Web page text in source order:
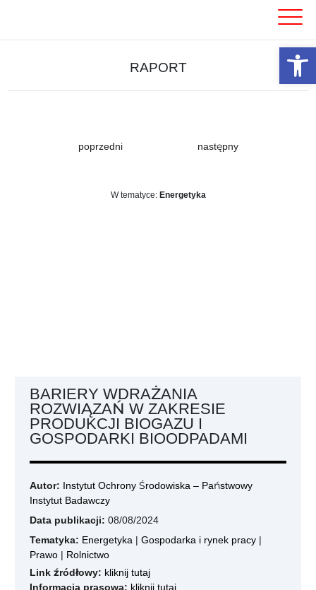
RAPORT
poprzedni następny
W tematyce: Energetyka
BARIERY WDRAŻANIA
ROZWIĄZAŃ W ZAKRESIE
PRODUKCJI BIOGAZU I
GOSPODARKI BIOODPADAMI
Autor: Instytut Ochrony Środowiska – Państwowy
Instytut Badawczy
Data publikacji: 08/08/2024
Tematyka: Energetyka | Gospodarka i rynek pracy |
Prawo | Rolnictwo
Link źródłowy: kliknij tutaj
Informacja prasowa: kliknij tutaj